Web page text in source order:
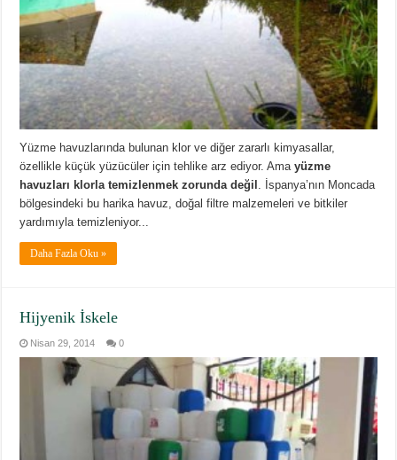
Yüzme havuzlarında bulunan klor ve diğer zararlı kimyasallar,
özellikle küçük yüzücüler için tehlike arz ediyor. Amayüzme
havuzları klorla temizlenmek zorunda değil . İspanya’nın Moncada
bölgesindeki bu harika havuz, doğal filtre malzemeleri ve bitkiler
yardımıyla temizleniyor...
Daha Fazla Oku »
Hijyenik İskele
Nisan 29, 2014 0